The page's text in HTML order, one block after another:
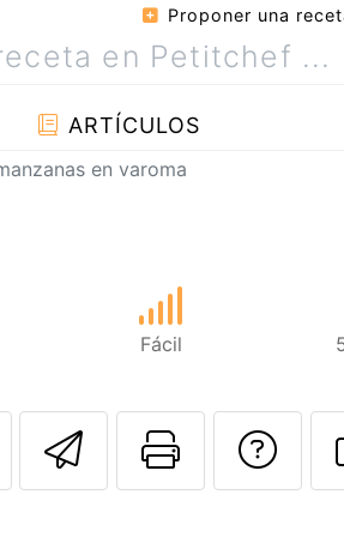
Proponer una
ARTÍCULOS
en varoma
Fácil
Enviar esta